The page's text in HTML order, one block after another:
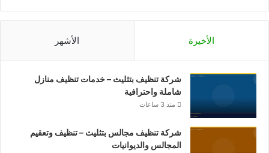
الأخيرة الأشهر
شركة تنظيف بتثليث – خدمات تنظيف منازل
شاملة واحترافية
منذ 3 ساعات
شركة تنظيف مجالس بتثليث – تنظيف وتعقيم
المجالس والديوانيات